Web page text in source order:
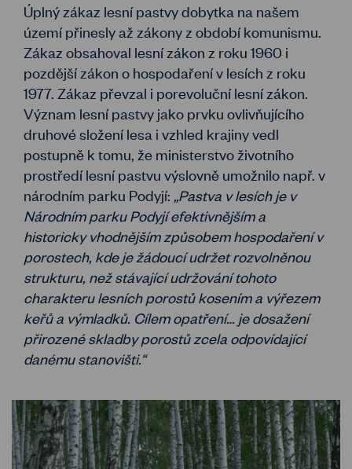
Úplný zákaz lesní pastvy dobytka na našem
území přinesly až zákony z období komunismu.
Zákaz obsahoval lesní zákon z roku 1960 i
pozdější zákon o hospodaření v lesích z roku
1977. Zákaz převzal i porevoluční lesní zákon.
Význam lesní pastvy jako prvku ovlivňujícího
druhové složení lesa i vzhled krajiny vedl
postupně k tomu, že ministerstvo životního
prostředí lesní pastvu výslovně umožnilo např. v
národním parku Podyjí: „Pastva v lesích je v
Národním parku Podyjí efektivnějším a
historicky vhodnějším způsobem hospodaření v
porostech, kde je žádoucí udržet rozvolněnou
strukturu, než stávající udržování tohoto
charakteru lesních porostů kosením a výřezem
keřů a výmladků. Cílem opatření… je dosažení
přirozené skladby porostů zcela odpovídající
danému stanovišti.“